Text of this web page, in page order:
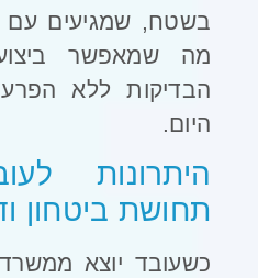
בשטח, שמגיעים עם
מה שמאפשר
הבדיקות ללא
היום.
היתרונות
תחושת ביטחון
כשעובד יוצא